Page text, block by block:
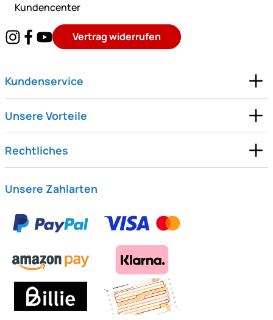
Kundencenter
Vertrag widerrufen
Kundenservice
Unsere Vorteile
Rechtliches
Unsere Zahlarten